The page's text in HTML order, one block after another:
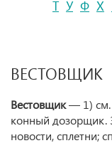
Т У Ф Х
ВЕСТОВЩИК
Вестовщик— 1) см.
конный дозорщик.
новости, сплетни;